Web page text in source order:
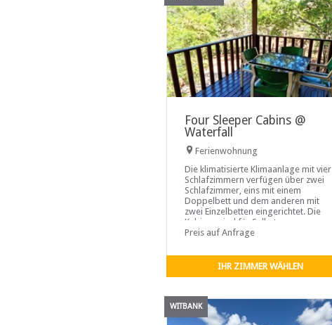
Four Sleeper Cabins @
Waterfall
Ferienwohnung
Die klimatisierte Klimaanlage mit vier
Schlafzimmern verfügen über zwei
Schlafzimmer, eins mit einem
Doppelbett und dem anderen mit
zwei Einzelbetten eingerichtet. Die
Kabinen sind für Selbstversorger
ausgestattet. Die Küchen
Preis auf Anfrage
IHR ZIMMER WÄHLEN
WITBANK